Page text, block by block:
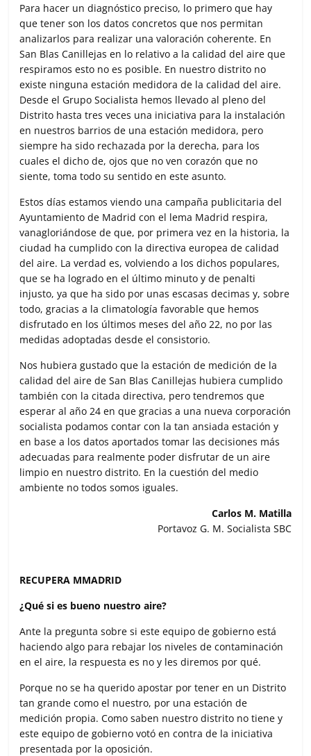
Para hacer un diagnóstico preciso, lo primero que hay
que tener son los datos concretos que nos permitan
analizarlos para realizar una valoración coherente. En
San Blas Canillejas en lo relativo a la calidad del aire que
respiramos esto no es posible. En nuestro distrito no
existe ninguna estación medidora de la calidad del aire.
Desde el Grupo Socialista hemos llevado al pleno del
Distrito hasta tres veces una iniciativa para la instalación
en nuestros barrios de una estación medidora, pero
siempre ha sido rechazada por la derecha, para los
cuales el dicho de, ojos que no ven corazón que no
siente, toma todo su sentido en este asunto.
Estos días estamos viendo una campaña publicitaria del
Ayuntamiento de Madrid con el lema Madrid respira,
vanagloriándose de que, por primera vez en la historia, la
ciudad ha cumplido con la directiva europea de calidad
del aire. La verdad es, volviendo a los dichos populares,
que se ha logrado en el último minuto y de penalti
injusto, ya que ha sido por unas escasas decimas y, sobre
todo, gracias a la climatología favorable que hemos
disfrutado en los últimos meses del año 22, no por las
medidas adoptadas desde el consistorio.
Nos hubiera gustado que la estación de medición de la
calidad del aire de San Blas Canillejas hubiera cumplido
también con la citada directiva, pero tendremos que
esperar al año 24 en que gracias a una nueva corporación
socialista podamos contar con la tan ansiada estación y
en base a los datos aportados tomar las decisiones más
adecuadas para realmente poder disfrutar de un aire
limpio en nuestro distrito. En la cuestión del medio
ambiente no todos somos iguales.
Carlos M. Matilla
Portavoz G. M. Socialista SBC
RECUPERA MMADRID
¿Qué si es bueno nuestro aire?
Ante la pregunta sobre si este equipo de gobierno está
haciendo algo para rebajar los niveles de contaminación
en el aire, la respuesta es no y les diremos por qué.
Porque no se ha querido apostar por tener en un Distrito
tan grande como el nuestro, por una estación de
medición propia. Como saben nuestro distrito no tiene y
este equipo de gobierno votó en contra de la iniciativa
presentada por la oposición.